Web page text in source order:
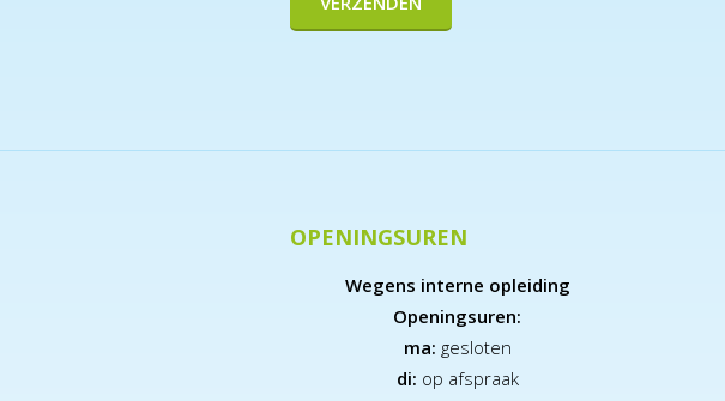
OPENINGSUREN
Wegens interne opleiding
Openingsuren:
ma: gesloten
di: op afspraak